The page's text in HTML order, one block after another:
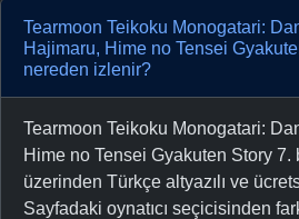
Tearmoon Teikoku Monogatari:
Hajimaru, Hime no Tensei
nereden izlenir?
Tearmoon Teikoku Monogatari:
Hime no Tensei Gyakuten Story 7.
üzerinden Türkçe altyazılı ve
Sayfadaki oynatıcı seçicisinden